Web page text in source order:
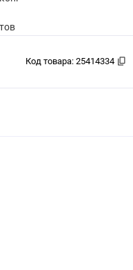
Код товара: 25414334